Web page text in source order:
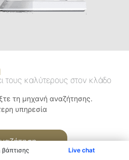
Live chat
τους καλύτερους στον κλάδο
τη μηχανή αναζήτησης.
υπηρεσία